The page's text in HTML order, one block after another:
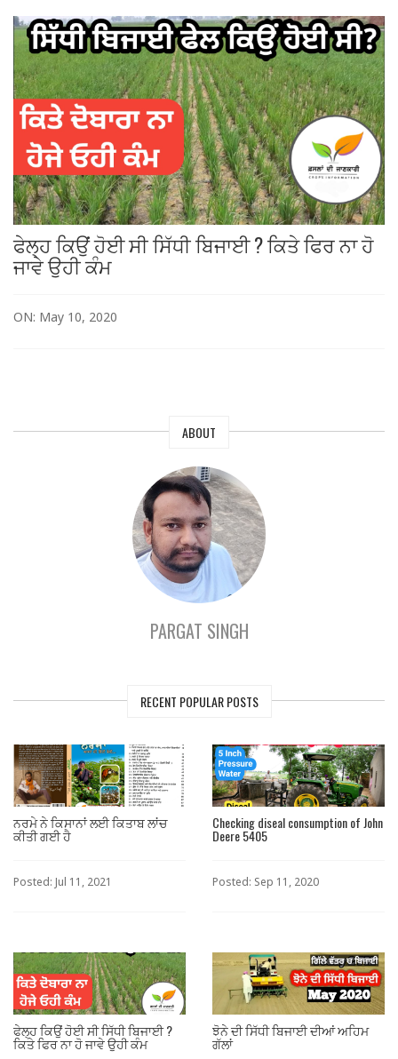
ਫੇਲ੍ਹ ਕਿਉਂ ਹੋਈ ਸੀ ਸਿੱਧੀ ਬਿਜਾਈ ? ਕਿਤੇ ਫਿਰ ਨਾ ਹੋ
ਜਾਵੇ ਉਹੀ ਕੰਮ
ON: May 10, 2020
ABOUT
PARGAT SINGH
RECENT POPULAR POSTS
ਨਰਮੇ ਨੇ ਕਿਸਾਨਾਂ ਲਈ ਕਿਤਾਬ ਲਾਂਚ
ਕੀਤੀ ਗਈ ਹੈ
Posted: Jul 11, 2021
Checking diseal consumption of John
Deere 5405
Posted: Sep 11, 2020
ਫੇਲ੍ਹ ਕਿਉਂ ਹੋਈ ਸੀ ਸਿੱਧੀ ਬਿਜਾਈ ?
ਕਿਤੇ ਫਿਰ ਨਾ ਹੋ ਜਾਵੇ ਉਹੀ ਕੰਮ
ਝੋਨੇ ਦੀ ਸਿੱਧੀ ਬਿਜਾਈ ਦੀਆਂ ਅਹਿਮ
ਗੱਲਾਂ